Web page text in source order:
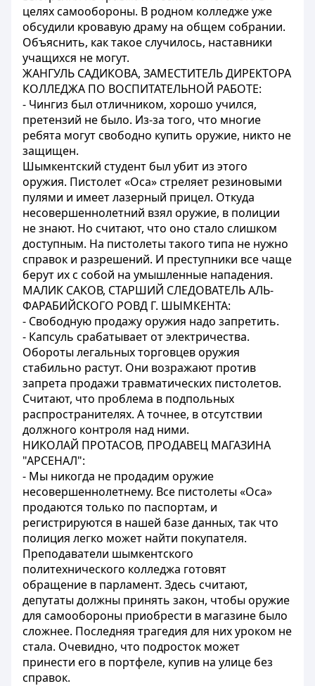
целях самообороны. В родном колледже уже
обсудили кровавую драму на общем собрании.
Объяснить, как такое случилось, наставники
учащихся не могут.
ЖАНГУЛЬ САДИКОВА, ЗАМЕСТИТЕЛЬ ДИРЕКТОРА
КОЛЛЕДЖА ПО ВОСПИТАТЕЛЬНОЙ РАБОТЕ:
- Чингиз был отличником, хорошо учился,
претензий не было. Из-за того, что многие
ребята могут свободно купить оружие, никто не
защищен.
Шымкентский студент был убит из этого
оружия. Пистолет «Оса» стреляет резиновыми
пулями и имеет лазерный прицел. Откуда
несовершеннолетний взял оружие, в полиции
не знают. Но считают, что оно стало слишком
доступным. На пистолеты такого типа не нужно
справок и разрешений. И преступники все чаще
берут их с собой на умышленные нападения.
МАЛИК САКОВ, СТАРШИЙ СЛЕДОВАТЕЛЬ АЛЬ-
ФАРАБИЙСКОГО РОВД Г. ШЫМКЕНТА:
- Свободную продажу оружия надо запретить.
- Капсуль срабатывает от электричества.
Обороты легальных торговцев оружия
стабильно растут. Они возражают против
запрета продажи травматических пистолетов.
Считают, что проблема в подпольных
распространителях. А точнее, в отсутствии
должного контроля над ними.
НИКОЛАЙ ПРОТАСОВ, ПРОДАВЕЦ МАГАЗИНА
"АРСЕНАЛ":
- Мы никогда не продадим оружие
несовершеннолетнему. Все пистолеты «Оса»
продаются только по паспортам, и
регистрируются в нашей базе данных, так что
полиция легко может найти покупателя.
Преподаватели шымкентского
политехнического колледжа готовят
обращение в парламент. Здесь считают,
депутаты должны принять закон, чтобы оружие
для самообороны приобрести в магазине было
сложнее. Последняя трагедия для них уроком не
стала. Очевидно, что подросток может
принести его в портфеле, купив на улице без
справок.